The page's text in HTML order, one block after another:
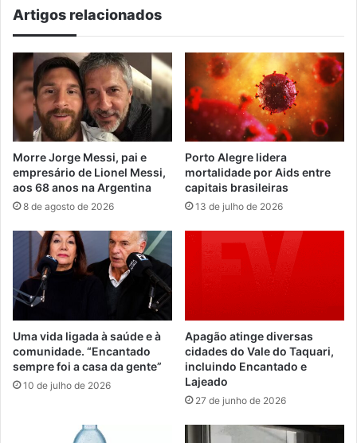
Artigos relacionados
Morre Jorge Messi, pai e
empresário de Lionel Messi,
aos 68 anos na Argentina
8 de agosto de 2026
Porto Alegre lidera
mortalidade por Aids entre
capitais brasileiras
13 de julho de 2026
Uma vida ligada à saúde e à
comunidade. “Encantado
sempre foi a casa da gente”
10 de julho de 2026
Apagão atinge diversas
cidades do Vale do Taquari,
incluindo Encantado e
Lajeado
27 de junho de 2026